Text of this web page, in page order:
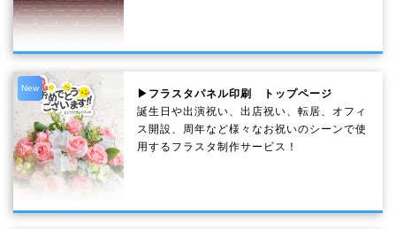
New
▶フラスタパネル印刷 トップページ
誕生日や出演祝い、出店祝い、転居、オフィ
ス開設、周年など様々なお祝いのシーンで使
用するフラスタ制作サービス！